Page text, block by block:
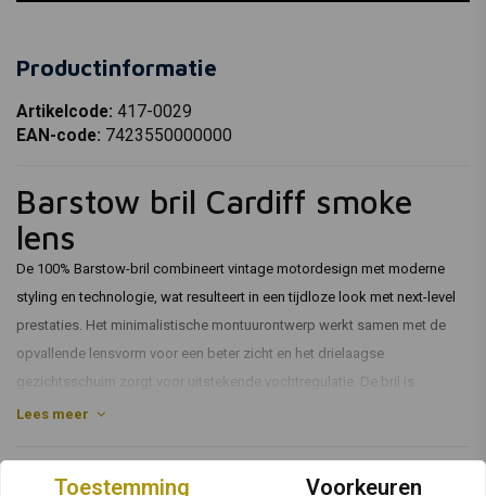
Productinformatie
Artikelcode: 417-0029
EAN-code: 7423550000000
Barstow bril Cardiff smoke
lens
De 100% Barstow-bril combineert vintage motordesign met moderne
styling en technologie, wat resulteert in een tijdloze look met next-level
prestaties. Het minimalistische montuurontwerp werkt samen met de
opvallende lensvorm voor een beter zicht en het drielaagse
gezichtsschuim zorgt voor uitstekende vochtregulatie. De bril is
voorzien van anticondens polycarbonaat lenzen met geïntegreerde
Lees meer
Reviews
Toestemming Voorkeuren